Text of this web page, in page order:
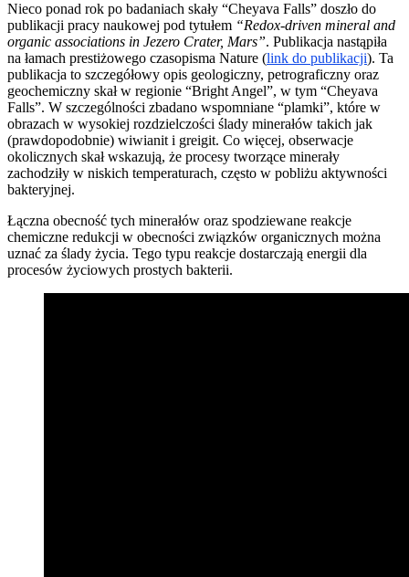
Nieco ponad rok po badaniach skały “Cheyava Falls” doszło do
publikacji pracy naukowej pod tytułem “Redox-driven mineral and
organic associations in Jezero Crater, Mars”. Publikacja nastąpiła
na łamach prestiżowego czasopisma Nature (link do publikacji). Ta
publikacja to szczegółowy opis geologiczny, petrograficzny oraz
geochemiczny skał w regionie “Bright Angel”, w tym “Cheyava
Falls”. W szczególności zbadano wspomniane “plamki”, które w
obrazach w wysokiej rozdzielczości ślady minerałów takich jak
(prawdopodobnie) wiwianit i greigit. Co więcej, obserwacje
okolicznych skał wskazują, że procesy tworzące minerały
zachodziły w niskich temperaturach, często w pobliżu aktywności
bakteryjnej.
Łączna obecność tych minerałów oraz spodziewane reakcje
chemiczne redukcji w obecności związków organicznych można
uznać za ślady życia. Tego typu reakcje dostarczają energii dla
procesów życiowych prostych bakterii.